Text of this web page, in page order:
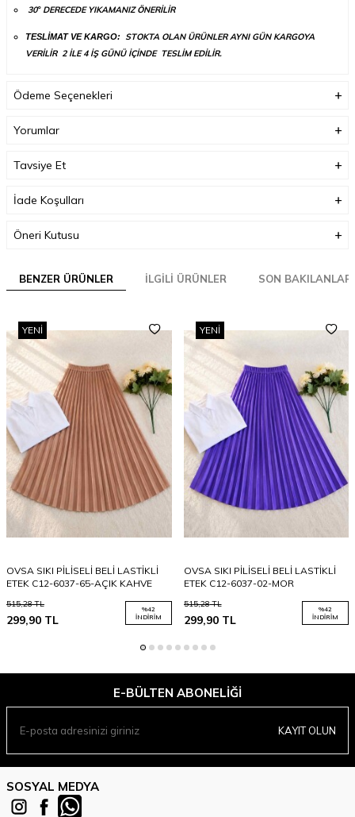
30°DERECEDE YIKAMANIZ ÖNERİLİR
TESLİMAT VE KARGO: STOKTA OLAN ÜRÜNLER AYNI GÜN KARGOYA
VERİLİR 2 İLE 4 İŞ GÜNÜ İÇİNDE TESLİM EDİLİR.
Ödeme Seçenekleri
Yorumlar
Tavsiye Et
İade Koşulları
Öneri Kutusu
BENZER ÜRÜNLER İLGILI ÜRÜNLER SON BAKILANLAR
YENI
OVSA SIKI PİLİSELİ BELİ LASTİKLİ
ETEK C12-6037-65-AÇIK KAHVE
515,28TL
299,90 TL
%42
İNDIRIM
YENI
OVSA SIKI PİLİSELİ BELİ LASTİKLİ
ETEK C12-6037-02-MOR
515,28TL
299,90TL
%42
İNDIRIM
E-BÜLTEN ABONELIĞI
KAYIT OLUN
SOSYAL MEDYA